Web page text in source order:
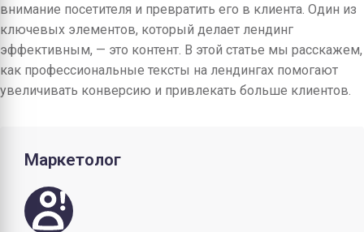
внимание посетителя и превратить его в клиента. Один из
ключевых элементов, который делает лендинг
эффективным, — это контент. В этой статье мы расскажем,
как профессиональные тексты на лендингах помогают
увеличивать конверсию и привлекать больше клиентов.
Маркетолог